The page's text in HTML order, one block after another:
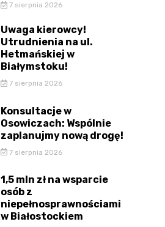
7 sierpnia 2026
Uwaga kierowcy!
Utrudnienia na ul.
Hetmańskiej w
Białymstoku!
7 sierpnia 2026
Konsultacje w
Osowiczach: Wspólnie
zaplanujmy nową drogę!
7 sierpnia 2026
1,5 mln zł na wsparcie
osób z
niepełnosprawnościami
w Białostockiem